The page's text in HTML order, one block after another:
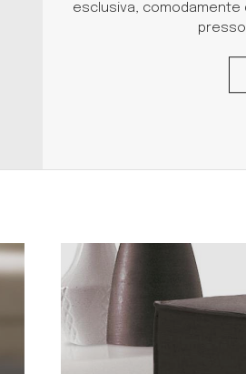
esclusiva, comodamente